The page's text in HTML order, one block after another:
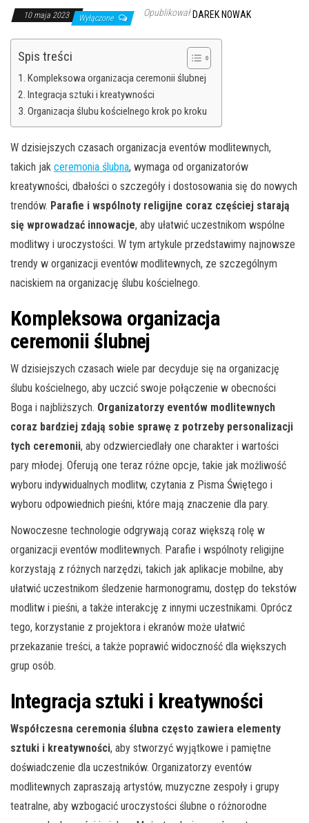
10 maja 2023 Wyłączone Opublikował DAREK NOWAK
Spis treści
Kompleksowa organizacja ceremonii ślubnej
Integracja sztuki i kreatywności
Organizacja ślubu kościelnego krok po kroku
W dzisiejszych czasach organizacja eventów modlitewnych,
takich jak ceremonia ślubna, wymaga od organizatorów
kreatywności, dbałości o szczegóły i dostosowania się do nowych
trendów. Parafie i wspólnoty religijne coraz częściej starają
się wprowadzać innowacje, aby ułatwić uczestnikom wspólne
modlitwy i uroczystości. W tym artykule przedstawimy najnowsze
trendy w organizacji eventów modlitewnych, ze szczególnym
naciskiem na organizację ślubu kościelnego.
Kompleksowa organizacja
ceremonii ślubnej
W dzisiejszych czasach wiele par decyduje się na organizację
ślubu kościelnego, aby uczcić swoje połączenie w obecności
Boga i najbliższych. Organizatorzy eventów modlitewnych
coraz bardziej zdają sobie sprawę z potrzeby personalizacji
tych ceremonii, aby odzwierciedlały one charakter i wartości
pary młodej. Oferują one teraz różne opcje, takie jak możliwość
wyboru indywidualnych modlitw, czytania z Pisma Świętego i
wyboru odpowiednich pieśni, które mają znaczenie dla pary.
Nowoczesne technologie odgrywają coraz większą rolę w
organizacji eventów modlitewnych. Parafie i wspólnoty religijne
korzystają z różnych narzędzi, takich jak aplikacje mobilne, aby
ułatwić uczestnikom śledzenie harmonogramu, dostęp do tekstów
modlitw i pieśni, a także interakcję z innymi uczestnikami. Oprócz
tego, korzystanie z projektora i ekranów może ułatwić
przekazanie treści, a także poprawić widoczność dla większych
grup osób.
Integracja sztuki i kreatywności
Współczesna ceremonia ślubna często zawiera elementy
sztuki i kreatywności, aby stworzyć wyjątkowe i pamiętne
doświadczenie dla uczestników. Organizatorzy eventów
modlitewnych zapraszają artystów, muzyczne zespoły i grupy
teatralne, aby wzbogacić uroczystości ślubne o różnorodne